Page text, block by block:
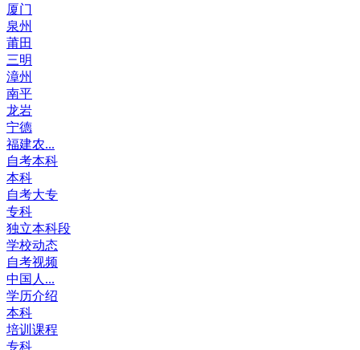
厦门
泉州
莆田
三明
漳州
南平
龙岩
宁德
福建农...
自考本科
本科
自考大专
专科
独立本科段
学校动态
自考视频
中国人...
学历介绍
本科
培训课程
专科